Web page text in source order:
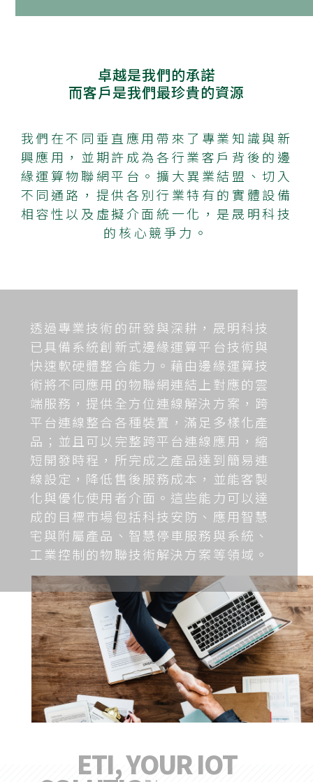
卓越是我們的承諾
而客戶是我們最珍貴的資源
我們在不同垂直應用帶來了專業知識與新
興應用，並期許成為各行業客戶背後的邊
緣運算物聯網平台。擴大異業結盟、切入
不同通路，提供各別行業特有的實體設備
相容性以及虛擬介面統一化，是晟明科技
的核心競爭力。
透過專業技術的研發與深耕，晟明科技
已具備系統創新式邊緣運算平台技術與
快速軟硬體整合能力。藉由邊緣運算技
術將不同應用的物聯網連結上對應的雲
端服務，提供全方位連線解決方案，跨
平台連線整合各種裝置，滿足多樣化產
品；並且可以完整跨平台連線應用，縮
短開發時程，所完成之產品達到簡易連
線設定，降低售後服務成本，並能客製
化與優化使用者介面。這些能力可以達
成的目標市場包括科技安防、應用智慧
宅與附屬產品、智慧停車服務與系統、
工業控制的物聯技術解決方案等領域。
ETI,YOURIOT